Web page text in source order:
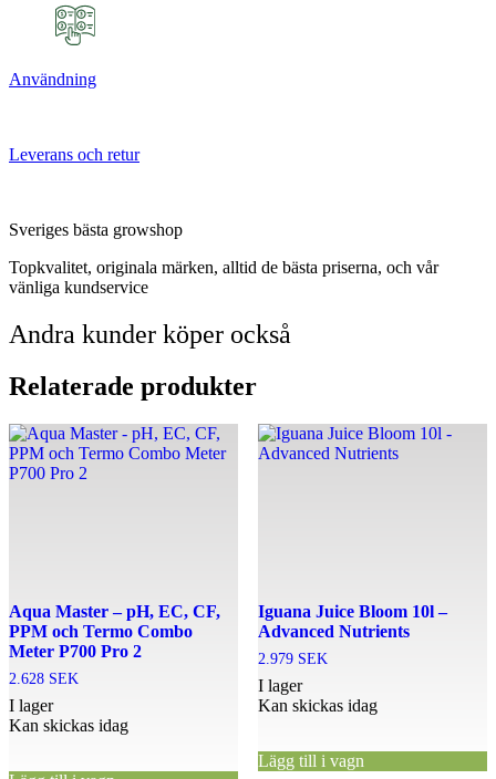
Användning
Leverans och retur
Sveriges bästa growshop
Topkvalitet, originala märken, alltid de bästa priserna, och vår
vänliga kundservice
Andra kunder köper också
Relaterade produkter
Aqua Master – pH, EC, CF,
PPM och Termo Combo
Meter P700 Pro 2
2.628 SEK
I lager
Kan skickas idag
Iguana Juice Bloom 10l –
Advanced Nutrients
2.979 SEK
I lager
Kan skickas idag
Lägg till i vagn